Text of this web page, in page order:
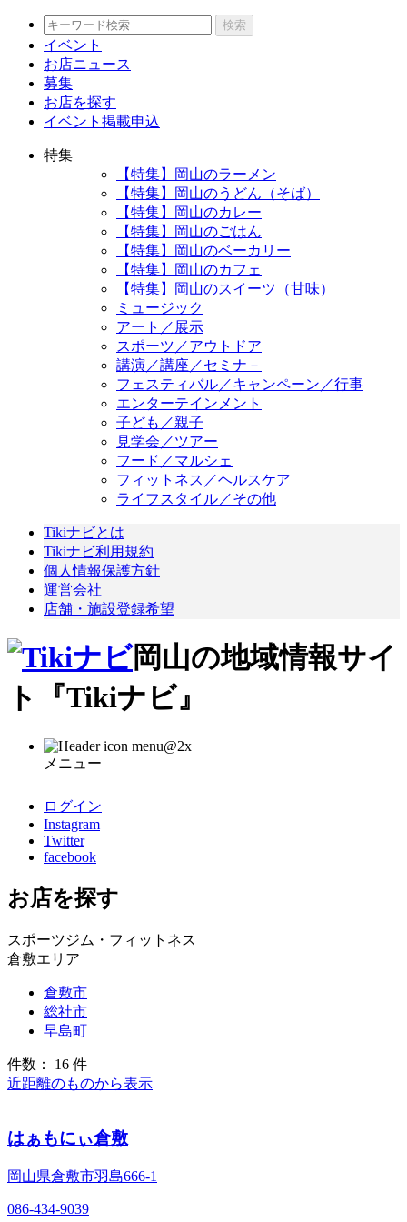
検索
イベント
お店ニュース
募集
お店を探す
イベント掲載申込
特集
【特集】岡山のラーメン
【特集】岡山のうどん（そば）
【特集】岡山のカレー
【特集】岡山のごはん
【特集】岡山のベーカリー
【特集】岡山のカフェ
【特集】岡山のスイーツ（甘味）
ミュージック
アート／展示
スポーツ／アウトドア
講演／講座／セミナ－
フェスティバル／キャンペーン／行事
エンターテインメント
子ども／親子
見学会／ツアー
フード／マルシェ
フィットネス／ヘルスケア
ライフスタイル／その他
Tikiナビとは
Tikiナビ利用規約
個人情報保護方針
運営会社
店舗・施設登録希望
岡山の地域情報サイ
ト『Tikiナビ』
メニュー
ログイン
Instagram
Twitter
facebook
お店を探す
スポーツジム・フィットネス
倉敷エリア
倉敷市
総社市
早島町
件数： 16 件
近距離のものから表示
はぁもにぃ倉敷
岡山県倉敷市羽島666-1
086-434-9039